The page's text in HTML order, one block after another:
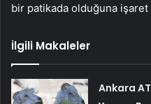
bir patikada olduğuna işaret
İlgili Makaleler
Ankara